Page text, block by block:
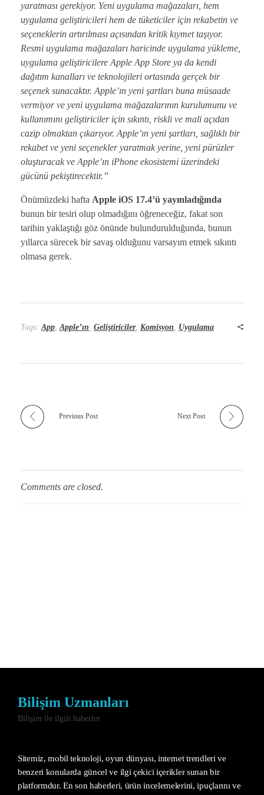
yaratması gerekiyor. Yeni uygulama mağazaları, hem
uygulama geliştiricileri hem de tüketiciler için rekabetin ve
seçeneklerin artırılması açısından kritik kıymet taşıyor.
Resmi uygulama mağazaları haricinde uygulama yükleme,
uygulama geliştiricilere Apple App Store ya da kendi
dağıtım kanalları ve teknolojileri ortasında gerçek bir
seçenek sunacaktır. Apple’ın yeni şartları buna müsaade
vermiyor ve yeni uygulama mağazalarının kurulumunu ve
kullanımını geliştiriciler için sıkıntı, riskli ve mali açıdan
cazip olmaktan çıkarıyor. Apple’ın yeni şartları, sağlıklı bir
rekabet ve yeni seçenekler yaratmak yerine, yeni pürüzler
oluşturacak ve Apple’ın iPhone ekosistemi üzerindeki
gücünü pekiştirecektir.”
Önümüzdeki hafta Apple iOS 17.4’ü yayınladığında
bunun bir tesiri olup olmadığını öğreneceğiz, fakat son
tarihin yaklaştığı göz önünde bulundurulduğunda, bunun
yıllarca sürecek bir savaş olduğunu varsayım etmek sıkıntı
olmasa gerek.
Tags:App,Apple’ın, Geliştiriciler, Komisyon, Uygulama
Previous Post Next Post
Comments are closed.
Bilişim Uzmanları
Bilişim ile ilgili haberler
Sitemiz, mobil teknoloji, oyun dünyası, internet trendleri ve
benzeri konularda güncel ve ilgi çekici içerikler sunan bir
platformdur. En son haberleri, ürün incelemelerini, ipuçlarını ve